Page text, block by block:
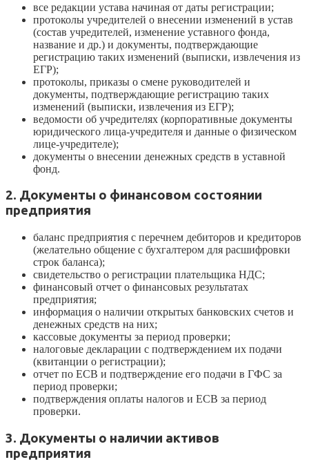
все редакции устава начиная от даты регистрации;
протоколы учредителей о внесении изменений в устав
(состав учредителей, изменение уставного фонда,
название и др.) и документы, подтверждающие
регистрацию таких изменений (выписки, извлечения из
ЕГР);
протоколы, приказы о смене руководителей и
документы, подтверждающие регистрацию таких
изменений (выписки, извлечения из ЕГР);
ведомости об учредителях (корпоративные документы
юридического лица-учредителя и данные о физическом
лице-учредителе);
документы о внесении денежных средств в уставной
фонд.
2. Документы о финансовом состоянии
предприятия
баланс предприятия с перечнем дебиторов и кредиторов
(желательно общение с бухгалтером для расшифровки
строк баланса);
свидетельство о регистрации плательщика НДС;
финансовый отчет о финансовых результатах
предприятия;
информация о наличии открытых банковских счетов и
денежных средств на них;
кассовые документы за период проверки;
налоговые декларации с подтверждением их подачи
(квитанции о регистрации);
отчет по ЕСВ и подтверждение его подачи в ГФС за
период проверки;
подтверждения оплаты налогов и ЕСВ за период
проверки.
3. Документы о наличии активов
предприятия